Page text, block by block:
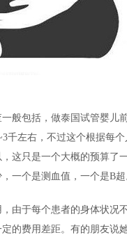
般包括，做泰国试管婴儿
千左右，不过这个根据每
这只是一个大概的预算了
一个是测血值，一个是B超
由于每个患者的身体状况
的费用差距。有的朋友说